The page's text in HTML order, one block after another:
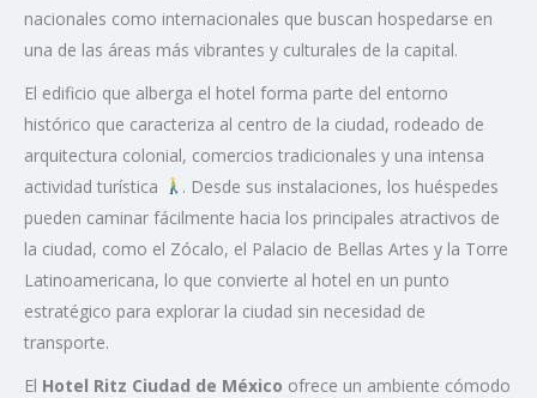
nacionales como internacionales que buscan hospedarse en
una de las áreas más vibrantes y culturales de la capital.
El edificio que alberga el hotel forma parte del entorno
histórico que caracteriza al centro de la ciudad, rodeado de
arquitectura colonial, comercios tradicionales y una intensa
actividad turística
. Desde sus instalaciones, los huéspedes
pueden caminar fácilmente hacia los principales atractivos de
la ciudad, como el Zócalo, el Palacio de Bellas Artes y la Torre
Latinoamericana, lo que convierte al hotel en un punto
estratégico para explorar la ciudad sin necesidad de
transporte.
El Hotel Ritz Ciudad de México ofrece un ambiente cómodo